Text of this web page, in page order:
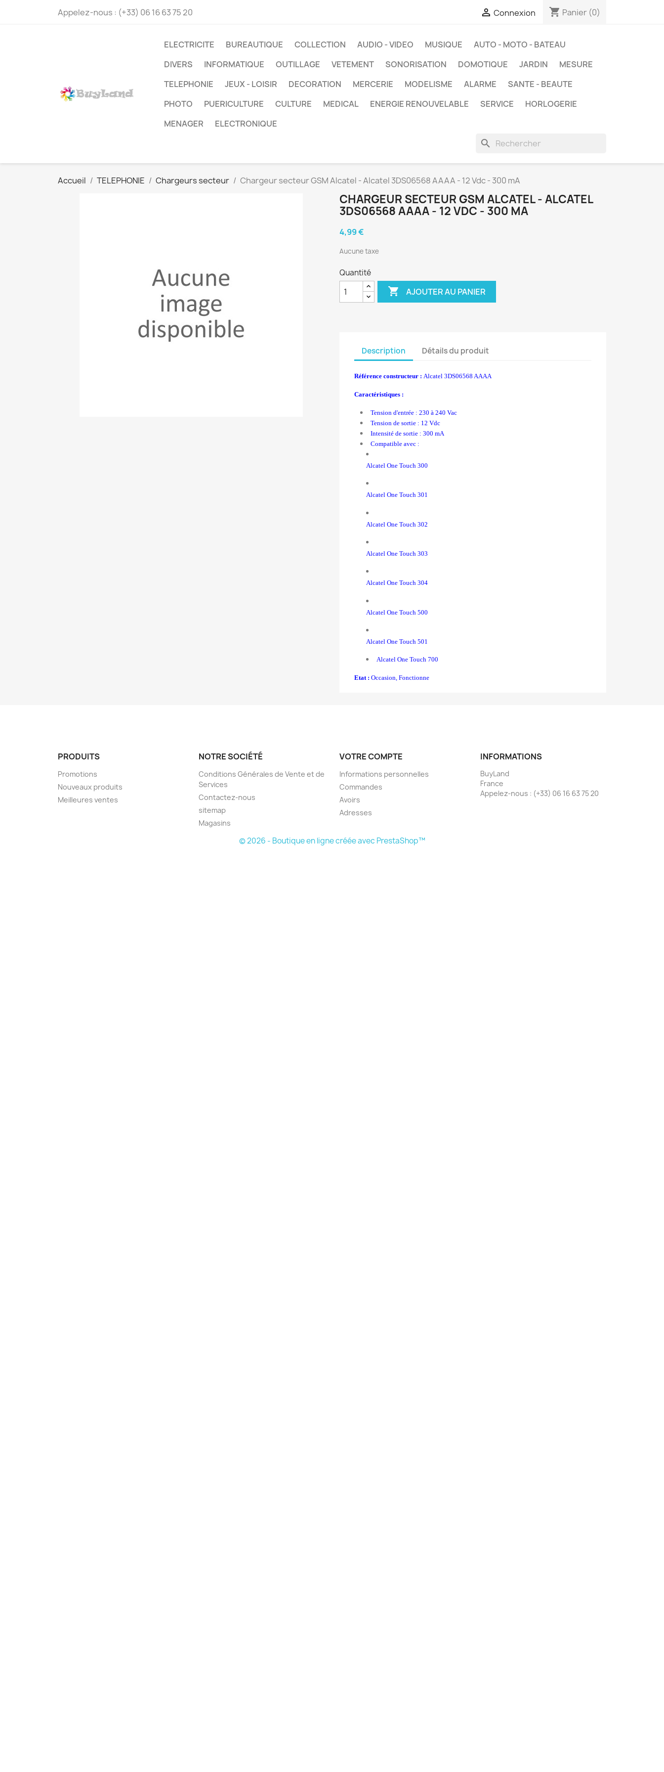
Appelez-nous : (+33) 06 16 63 75 20  Connexion shopping_cart Panier (0)
ELECTRICITE BUREAUTIQUE COLLECTION AUDIO - VIDEO MUSIQUE
AUTO - MOTO - BATEAU
DIVERS
INFORMATIQUE OUTILLAGE VETEMENT SONORISATION DOMOTIQUE JARDIN
MESURE
TELEPHONIE
JEUX - LOISIR DECORATION MERCERIE MODELISME ALARME
SANTE - BEAUTE
PHOTO
PUERICULTURE CULTURE MEDICAL ENERGIE RENOUVELABLE SERVICE
HORLOGERIE
MENAGER
ELECTRONIQUE
search
Accueil TELEPHONIE Chargeurs secteur Chargeur secteur GSM Alcatel - Alcatel 3DS06568 AAAA - 12 Vdc - 300 mA
CHARGEUR SECTEUR GSM ALCATEL - ALCATEL
3DS06568 AAAA - 12 VDC - 300 MA
4,99 €
Aucune taxe
Quantité
 AJOUTER AU PANIER
Description Détails du produit
Référence constructeur : Alcatel 3DS06568 AAAA
Caractéristiques :
Tension d'entrée : 230 à 240 Vac
Tension de sortie : 12 Vdc
Intensité de sortie : 300 mA
Compatible avec :
Alcatel One Touch 300
Alcatel One Touch 301
Alcatel One Touch 302
Alcatel One Touch 303
Alcatel One Touch 304
Alcatel One Touch 500
Alcatel One Touch 501
Alcatel One Touch 700
Etat : Occasion, Fonctionne
PRODUITS
Promotions
Nouveaux produits
Meilleures ventes
NOTRE SOCIÉTÉ
Conditions Générales de Vente et de
Services
Contactez-nous
sitemap
Magasins
VOTRE COMPTE
Informations personnelles
Commandes
Avoirs
Adresses
INFORMATIONS
BuyLand
France
Appelez-nous : (+33) 06 16 63 75 20
© 2026 - Boutique en ligne créée avec PrestaShop™